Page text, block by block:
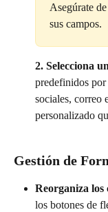
Asegúrate
sus campos.
2. Selecciona
predefinidos por
sociales, correo
personalizado
Gestión de
Reorganiza los
los botones de